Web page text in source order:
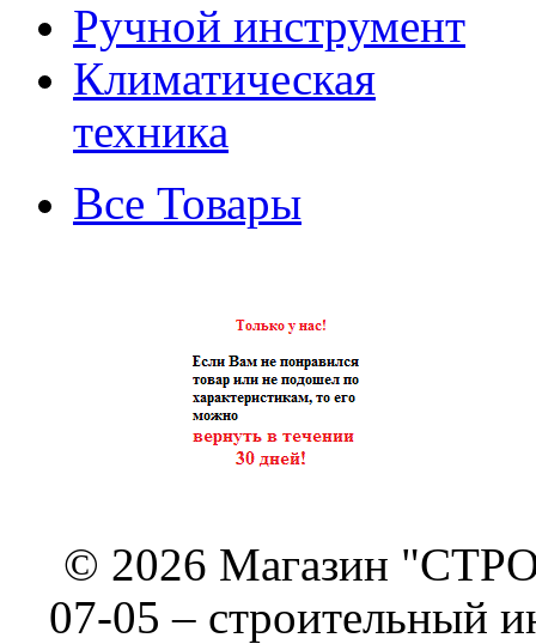
Ручной инструмент
Климатическая
техника
Все Товары
© 2026 Магазин
07-05 – строительный